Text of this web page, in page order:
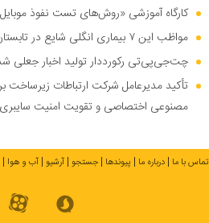
کارگاه آموزشی «روش‌های تست نفوذ
مواظب این ۷ بیماری انگلی شایع در تابستان باشید
چت‌جی‌پی‌تی رکورددار تولید اخبار جعلی
تأکید مدیرعامل شرکت ارتباطات
مصنوعی اختصاصی و تقویت امنیت سایبری
تماس با ما درباره ما پیوندها جستجو آرشیو آب و هوا